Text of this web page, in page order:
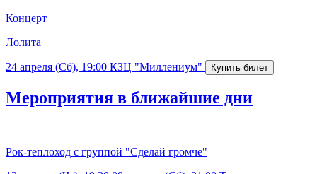
Концерт
Лолита
24 апреля (Сб), 19:00 КЗЦ "Миллениум"
Мероприятия в ближайшие дни
Рок-теплоход с группой "Сделай громче"